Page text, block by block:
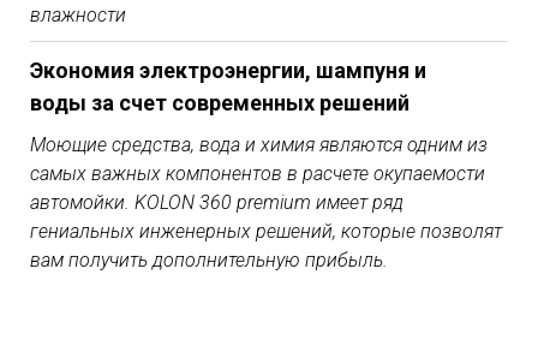
влажности
Экономия электроэнергии, шампуня и
воды за счет современных решений
Моющие средства, вода и химия являются одним из
самых важных компонентов в расчете окупаемости
автомойки. KOLON 360 premium имеет ряд
гениальных инженерных решений, которые позволят
вам получить дополнительную прибыль.